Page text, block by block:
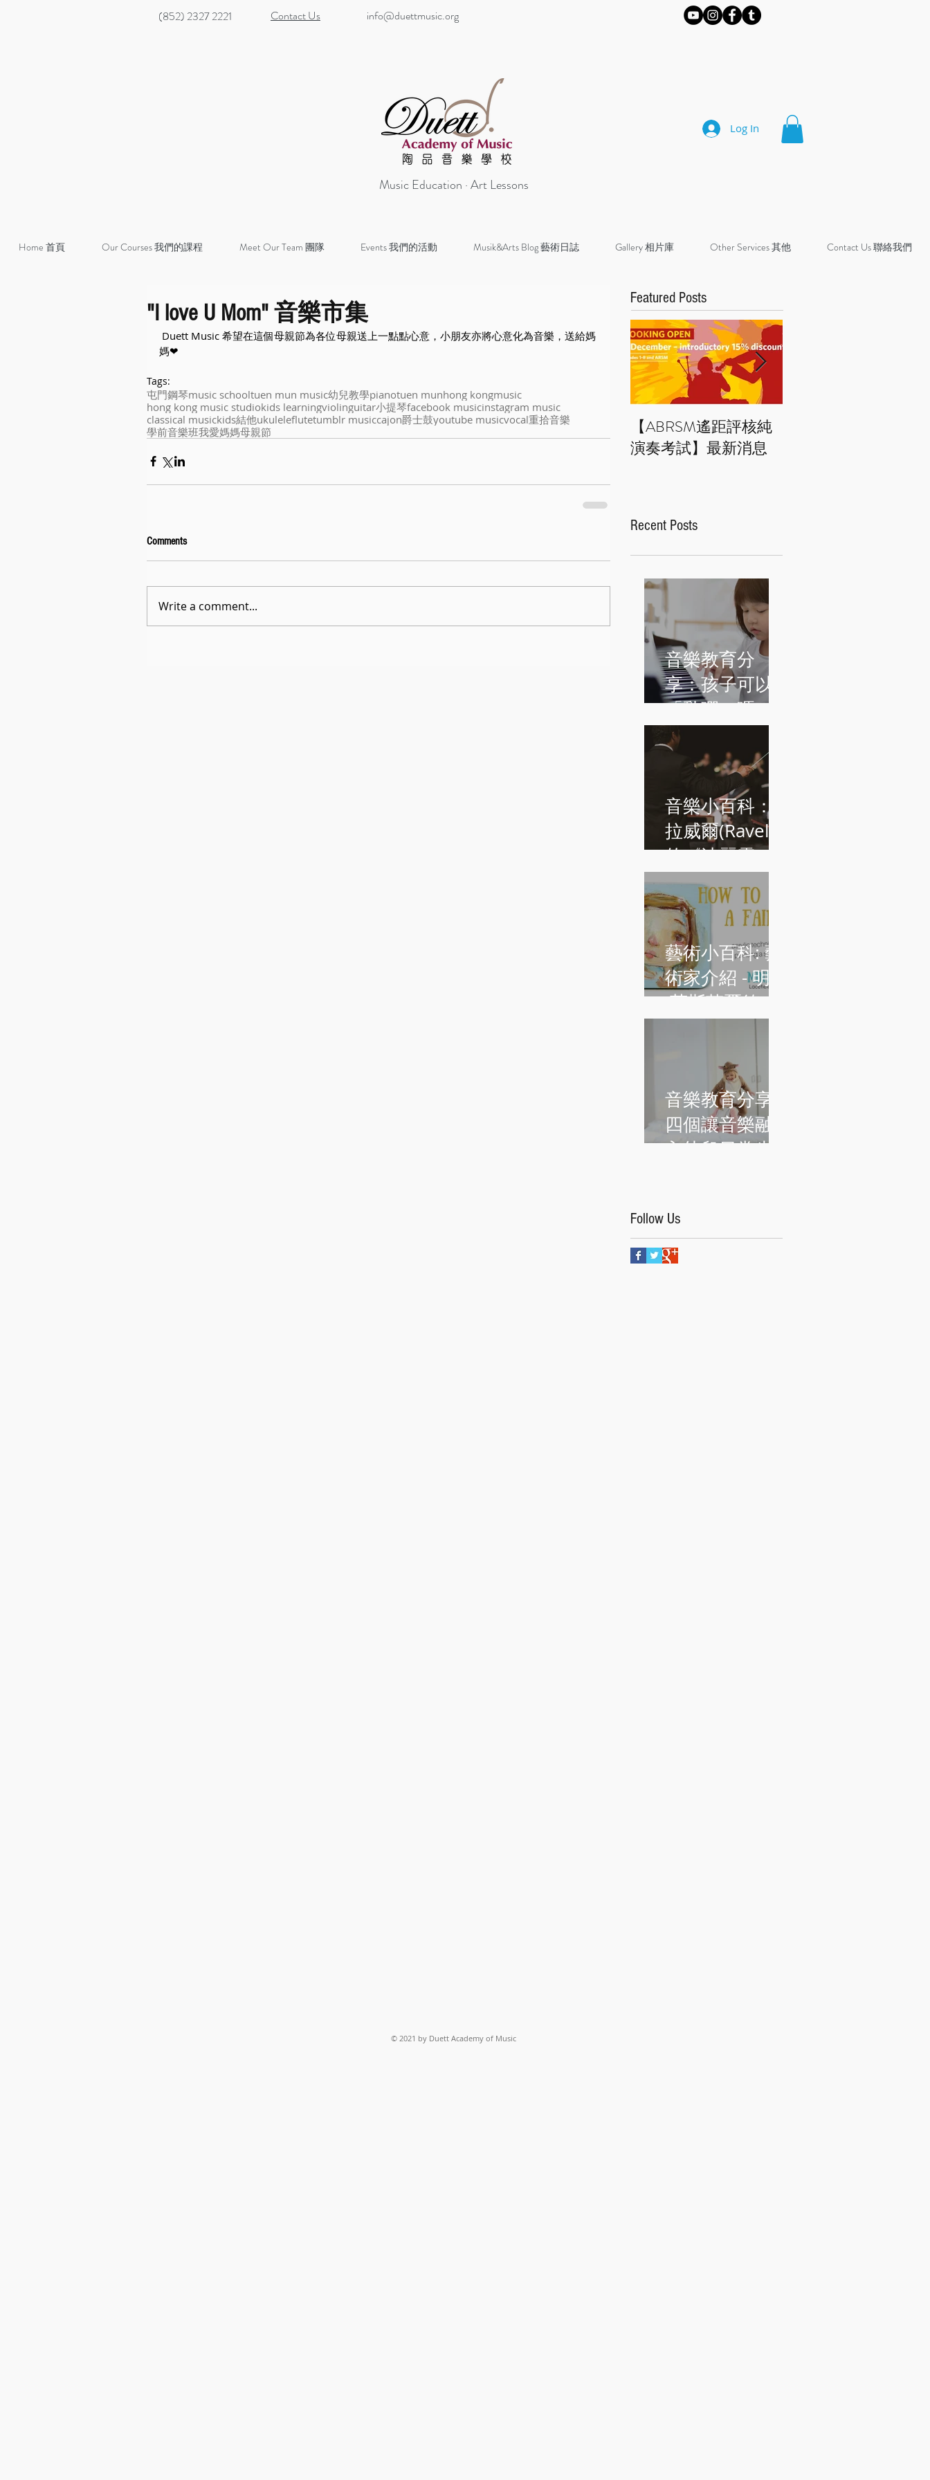
info@duettmusic.org
Contact Us
(852) 2327 2221
Log In
Music Education · Art Lessons
"I love U Mom" 音樂市集
媽❤
Tags:
屯門鋼琴music schooltuen mun music幼兒教學pianotuen munhong kongmusic
hong kong music studiokids learningviolinguitar小提琴facebook musicinstagram music
classical musickids結他ukuleleflutetumblr musiccajon爵士鼓youtube musicvocal重拾音樂
學前音樂班我愛媽媽母親節
Comments
Write a comment...
Featured Posts
【ABRSM遙距評核純
演奏考試】最新消息
Recent Posts
音樂教育分
享：孩子可以
「亂彈」嗎？
音樂小百科：
拉威爾(Ravel)
的《波麗露
Boléro》
藝術小百科: 藝
術家介紹 - 明迪
·萊斯菲爾德
音樂教育分享:
四個讓音樂融
入幼兒日常生
Follow Us
© 2021 by Duett Academy of Music
Home 首頁 Our Courses 我們的課程 Meet Our Team 團隊 Events 我們的活動 Musik&Arts Blog 藝術日誌 Gallery 相片庫 Other Services 其他 Contact Us 聯絡我們